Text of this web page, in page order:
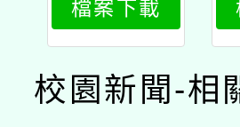
2
檔案下載
校園新聞-相